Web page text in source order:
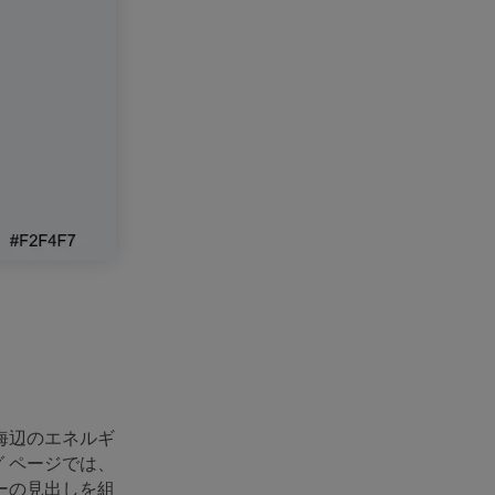
辺のエネルギ
ージでは、
の見出しを組